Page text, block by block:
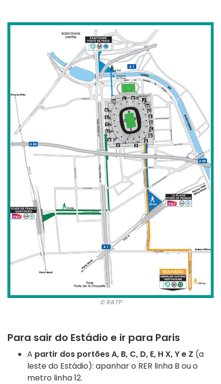
© RATP
Para sair do Estádio e ir para Paris
A partir dos portões A, B, C, D, E, H X, Y e Z (a
leste do Estádio): apanhar o RER linha B ou o
metro linha 12.